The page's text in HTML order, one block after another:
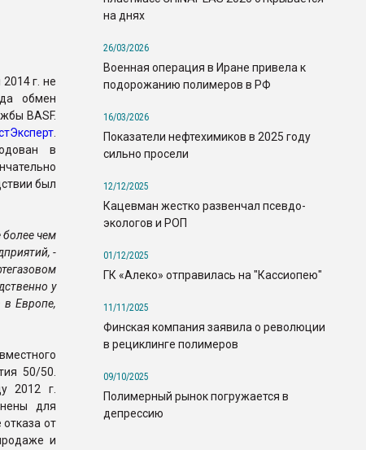
г. не
обмен
BASF.
.
в
был
чем
-
у
в Европе,
50/50.
2012 г.
для
от
и
на днях
26/03/2026
Военная операция в Иране привела к
подорожанию полимеров в РФ
16/03/2026
Показатели нефтехимиков в 2025 году
сильно просели
12/12/2025
Кацевман жестко развенчал псевдо-
экологов и РОП
01/12/2025
ГК «Алеко» отправилась на "Кассиопею"
11/11/2025
Финская компания заявила о революции
в рециклинге полимеров
09/10/2025
Полимерный рынок погружается в
депрессию